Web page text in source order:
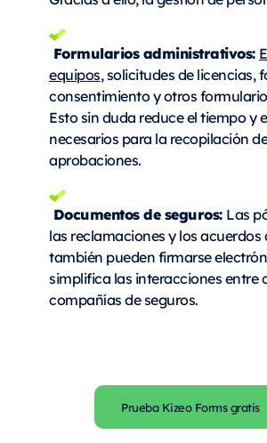
Formularios administrativos:
equipos, solicitudes de licencias,
consentimiento y otros
Esto sin duda reduce el tiempo y
necesarios para la recopilación
aprobaciones.
Documentos de seguros: Las
las reclamaciones y los
también pueden firmarse
simplifica las interacciones entre
compañías de seguros.
Prueba Kizeo Forms gratis